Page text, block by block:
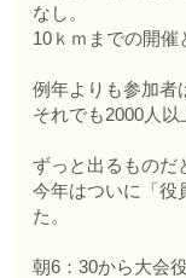
なし。
10ｋｍまでの開催
例年よりも参加者
それでも2000人以
ずっと出るものだ
今年はついに「役
た。
朝6：30から大会